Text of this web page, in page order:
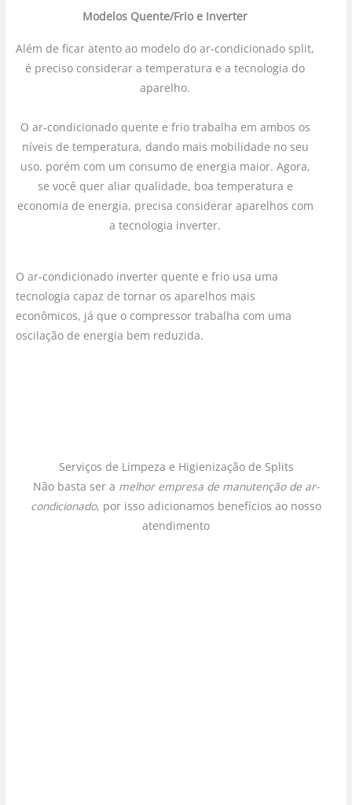
Modelos Quente/Frio e Inverter
Além de ficar atento ao modelo do ar-condicionado split,
é preciso considerar a temperatura e a tecnologia do
aparelho.
O ar-condicionado quente e frio trabalha em ambos os
níveis de temperatura, dando mais mobilidade no seu
uso, porém com um consumo de energia maior. Agora,
se você quer aliar qualidade, boa temperatura e
economia de energia, precisa considerar aparelhos com
a tecnologia inverter.
O ar-condicionado inverter quente e frio usa uma
tecnologia capaz de tornar os aparelhos mais
econômicos, já que o compressor trabalha com uma
oscilação de energia bem reduzida.
Serviços de Limpeza e Higienização de Splits
Não basta ser a melhor empresa de manutenção de ar-
condicionado, por isso adicionamos benefícios ao nosso
atendimento